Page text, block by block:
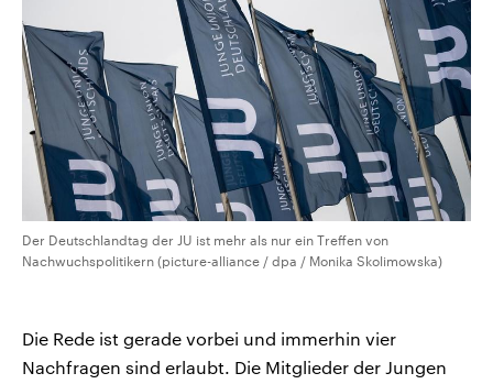
Der Deutschlandtag der JU ist mehr als nur ein Treffen von
Nachwuchspolitikern (picture-alliance / dpa / Monika Skolimowska)
Die Rede ist gerade vorbei und immerhin vier
Nachfragen sind erlaubt. Die Mitglieder der Jungen